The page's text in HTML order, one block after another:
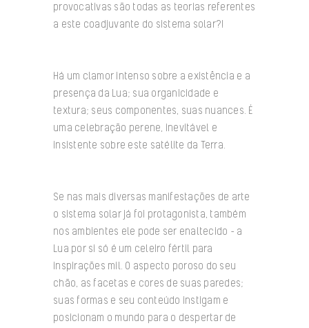
provocativas são todas as teorias referentes
a este coadjuvante do sistema solar?!
Há um clamor intenso sobre a existência e a
presença da Lua; sua organicidade e
textura; seus componentes, suas nuances. É
uma celebração perene, inevitável e
insistente sobre este satélite da Terra.
Se nas mais diversas manifestações de arte
o sistema solar já foi protagonista, também
nos ambientes ele pode ser enaltecido – a
Lua por si só é um celeiro fértil para
inspirações mil. O aspecto poroso do seu
chão, as facetas e cores de suas paredes;
suas formas e seu conteúdo instigam e
posicionam o mundo para o despertar de